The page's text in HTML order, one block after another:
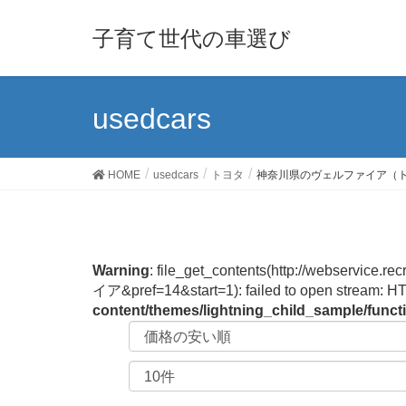
子育て世代の車選び
usedcars
HOME usedcars トヨタ 神奈川県のヴェルファイア（
Warning: file_get_contents(http://
イア&pref=14&start=1): failed to open stream:
content/themes/lightning_child_sample/